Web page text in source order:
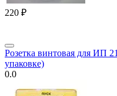
‍220‍ ₽
Розетка винтовая для ИП
упаковке)
0.0